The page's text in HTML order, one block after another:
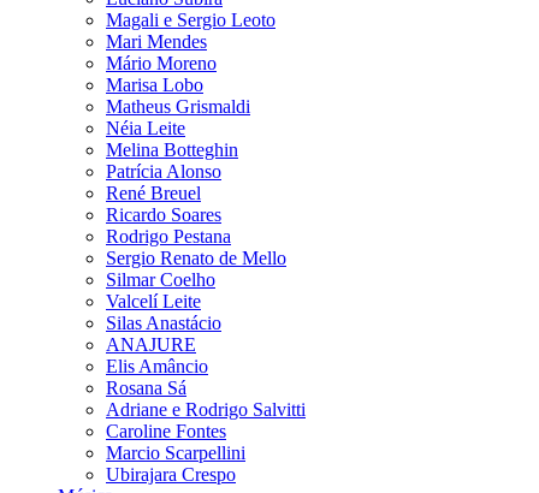
Magali e Sergio Leoto
Mari Mendes
Mário Moreno
Marisa Lobo
Matheus Grismaldi
Néia Leite
Melina Botteghin
Patrícia Alonso
René Breuel
Ricardo Soares
Rodrigo Pestana
Sergio Renato de Mello
Silmar Coelho
Valcelí Leite
Silas Anastácio
ANAJURE
Elis Amâncio
Rosana Sá
Adriane e Rodrigo Salvitti
Caroline Fontes
Marcio Scarpellini
Ubirajara Crespo